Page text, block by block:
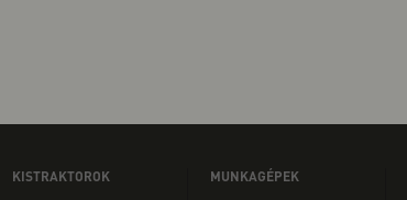
KISTRAKTOROK
MUNKAGÉPEK